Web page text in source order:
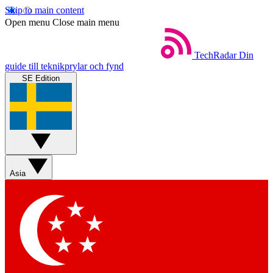
Skip to main content
Open menu Close main menu
TechRadar Din
guide till teknikprylar och fynd
SE Edition
Asia